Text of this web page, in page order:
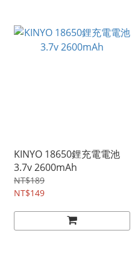
KINYO 18650鋰充電電池
3.7v 2600mAh
NT$189
NT$149